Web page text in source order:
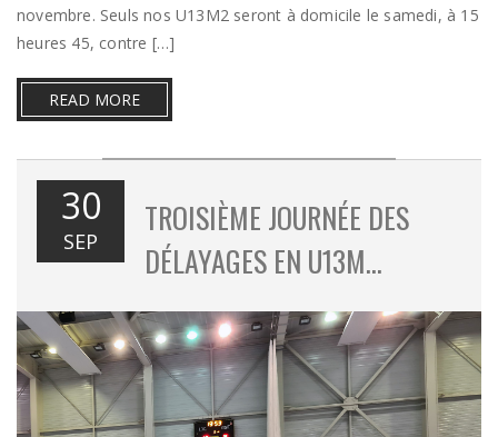
novembre. Seuls nos U13M2 seront à domicile le samedi, à 15
heures 45, contre […]
READ MORE
30
SEP
TROISIÈME JOURNÉE DES
DÉLAYAGES EN U13M…